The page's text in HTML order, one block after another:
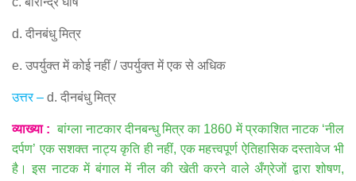
d. दीनबंधु मित्र
e. उपर्युक्त में कोई नहीं /उपर्युक्त में एक से अधिक
उत्तर– d. दीनबंधु मित्र
व्याख्या: बांग्ला नाटकार दीनबन्धु मित्र का 1860में प्रकाशित नाटक‘नील
दर्पण’एक सशक्त नाट्य कृति ही नहीं,एक महत्त्वपूर्ण ऐतिहासिक दस्तावेज भी
है। इस नाटक में बंगाल में नील की खेती करने वाले अँग्रेजों द्वारा शोषण,